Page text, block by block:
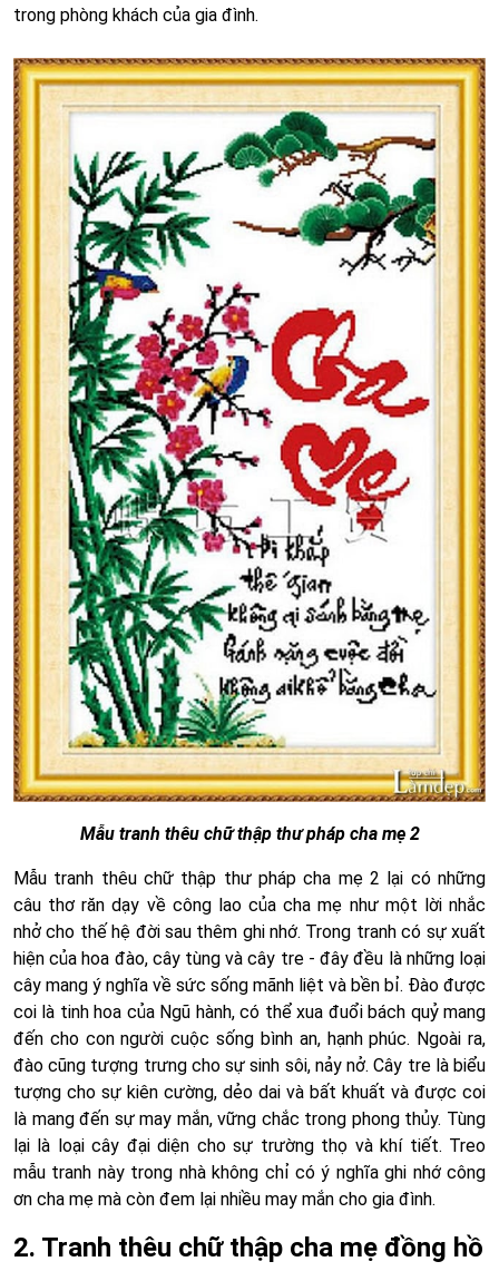
trong phòng khách của gia đình.
Mẫu tranh thêu chữ thập thư pháp cha mẹ 2
Mẫu tranh thêu chữ thập thư pháp cha mẹ 2 lại có những
câu thơ răn dạy về công lao của cha mẹ như một lời nhắc
nhở cho thế hệ đời sau thêm ghi nhớ. Trong tranh có sự xuất
hiện của hoa đào, cây tùng và cây tre - đây đều là những loại
cây mang ý nghĩa về sức sống mãnh liệt và bền bỉ. Đào được
coi là tinh hoa của Ngũ hành, có thể xua đuổi bách quỷ mang
đến cho con người cuộc sống bình an, hạnh phúc. Ngoài ra,
đào cũng tượng trưng cho sự sinh sôi, nảy nở. Cây tre là biểu
tượng cho sự kiên cường, dẻo dai và bất khuất và được coi
là mang đến sự may mắn, vững chắc trong phong thủy. Tùng
lại là loại cây đại diện cho sự trường thọ và khí tiết. Treo
mẫu tranh này trong nhà không chỉ có ý nghĩa ghi nhớ công
ơn cha mẹ mà còn đem lại nhiều may mắn cho gia đình.
2. Tranh thêu chữ thập cha mẹ đồng hồ